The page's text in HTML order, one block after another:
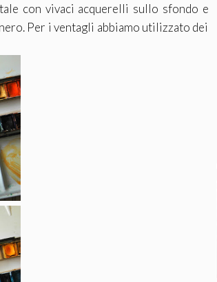
con vivaci acquerelli sullo sfondo e
Per i ventagli abbiamo utilizzato dei